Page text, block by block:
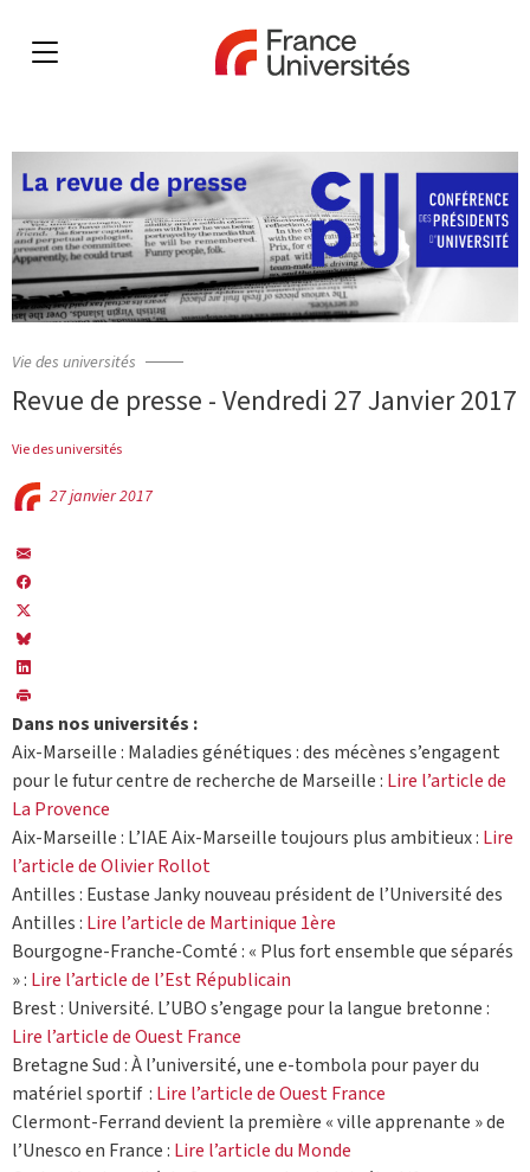
Vie des universités
Revue de presse - Vendredi 27 Janvier 2017
Vie des universités
27 janvier 2017
Dans nos universités :
Aix-Marseille : Maladies génétiques : des mécènes s’engagent
pour le futur centre de recherche de Marseille : Lire l’article de
La Provence
Aix-Marseille : L’IAE Aix-Marseille toujours plus ambitieux : Lire
l’article de Olivier Rollot
Antilles : Eustase Janky nouveau président de l’Université des
Antilles : Lire l’article de Martinique 1ère
Bourgogne-Franche-Comté : « Plus fort ensemble que séparés
» : Lire l’article de l’Est Républicain
Brest : Université. L’UBO s’engage pour la langue bretonne :
Lire l’article de Ouest France
Bretagne Sud : À l’université, une e-tombola pour payer du
matériel sportif : Lire l’article de Ouest France
Clermont-Ferrand devient la première « ville apprenante » de
l’Unesco en France : Lire l’article du Monde